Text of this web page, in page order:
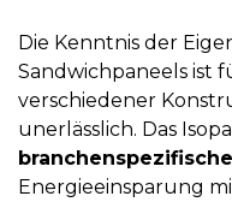
Die Kenntnis der
Sandwichpaneels ist
verschiedener
unerlässlich. Das
Energieeinsparung